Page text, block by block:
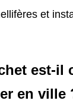
et
est-il
en ville